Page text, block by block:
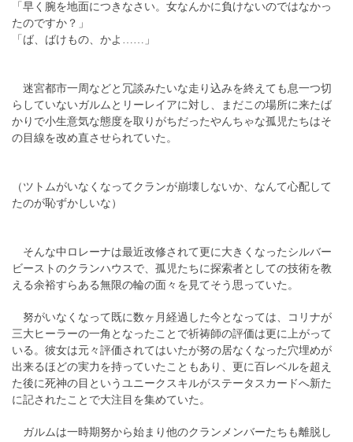
「早く腕を地面につきなさい。女なんかに負けないのではなかっ
たのですか？」
「ば、ばけもの、かよ……」
迷宮都市一周などと冗談みたいな走り込みを終えても息一つ切
らしていないガルムとリーレイアに対し、まだこの場所に来たば
かりで小生意気な態度を取りがちだったやんちゃな孤児たちはそ
の目線を改め直させられていた。
（ツトムがいなくなってクランが崩壊しないか、なんて心配して
たのが恥ずかしいな）
そんな中ロレーナは最近改修されて更に大きくなったシルバー
ビーストのクランハウスで、孤児たちに探索者としての技術を教
える余裕すらある無限の輪の面々を見てそう思っていた。
努がいなくなって既に数ヶ月経過した今となっては、コリナが
三大ヒーラーの一角となったことで祈祷師の評価は更に上がって
いる。彼女は元々評価されてはいたが努の居なくなった穴埋めが
出来るほどの実力を持っていたこともあり、更に百レベルを超え
た後に死神の目というユニークスキルがステータスカードへ新た
に記されたことで大注目を集めていた。
ガルムは一時期努から始まり他のクランメンバーたちも離脱し